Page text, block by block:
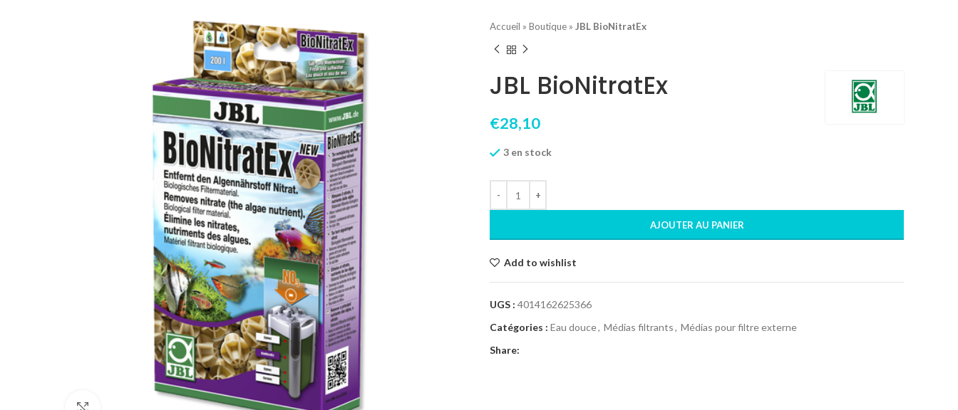
Accueil » Boutique » JBL BioNitratEx
JBL BioNitratEx
€28,10
3 en stock
AJOUTER AU PANIER
Add to wishlist
UGS : 4014162625366
Catégories : Eau douce, Médias filtrants, Médias pour filtre externe
Share: